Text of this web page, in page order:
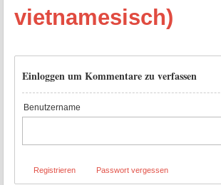
vietnamesisch)
Einloggen um Kommentare zu verfassen
Benutzername
Registrieren Passwort vergessen